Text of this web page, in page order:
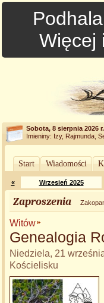
Więcej
Sobota, 8 sierpnia 2026 r.
Imieniny: Izy, Rajmunda,
Start Wiadomości
« Wrzesień 2025
Zaproszenia
Witów
Genealogia
Niedziela, 21
Kościelisku